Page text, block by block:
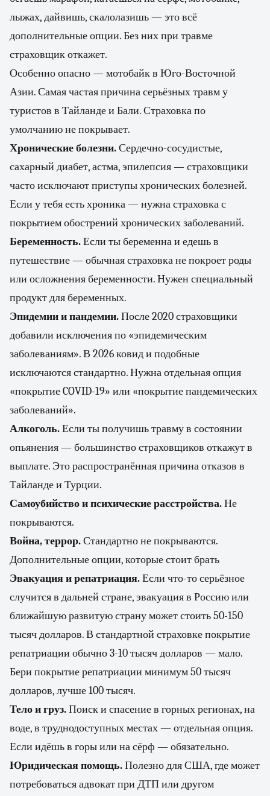
лыжах, дайвишь, скалолазишь — это всё
дополнительные опции. Без них при травме
страховщик откажет.
Особенно опасно — мотобайк в Юго-Восточной
Азии. Самая частая причина серьёзных травм у
туристов в Тайланде и Бали. Страховка по
умолчанию не покрывает.
Хронические болезни.Сердечно-сосудистые,
сахарный диабет, астма, эпилепсия — страховщики
часто исключают приступы хронических болезней.
Если у тебя есть хроника — нужна страховка с
покрытием обострений хронических заболеваний.
Беременность.Если ты беременна и едешь в
путешествие — обычная страховка не покроет роды
или осложнения беременности. Нужен специальный
продукт для беременных.
Эпидемии и пандемии.После 2020 страховщики
добавили исключения по «эпидемическим
заболеваниям». В 2026 ковид и подобные
исключаются стандартно. Нужна отдельная опция
«покрытие COVID-19» или «покрытие пандемических
заболеваний».
Алкоголь.Если ты получишь травму в состоянии
опьянения — большинство страховщиков откажут в
выплате. Это распространённая причина отказов в
Тайланде и Турции.
Самоубийство и психические расстройства.Не
покрываются.
Война, террор.Стандартно не покрываются.
Дополнительные опции, которые стоит брать
Эвакуация и репатриация.Если что-то серьёзное
случится в дальней стране, эвакуация в Россию или
ближайшую развитую страну может стоить 50-150
тысяч долларов. В стандартной страховке покрытие
репатриации обычно 3-10 тысяч долларов — мало.
Бери покрытие репатриации минимум 50 тысяч
долларов, лучше 100 тысяч.
Тело и груз.Поиск и спасение в горных регионах, на
воде, в труднодоступных местах — отдельная опция.
Если идёшь в горы или на сёрф — обязательно.
Юридическая помощь.Полезно для США, где может
потребоваться адвокат при ДТП или другом